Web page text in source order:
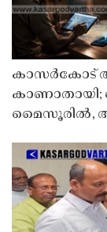
കാസർകോട്
മൈസൂരിൽ,